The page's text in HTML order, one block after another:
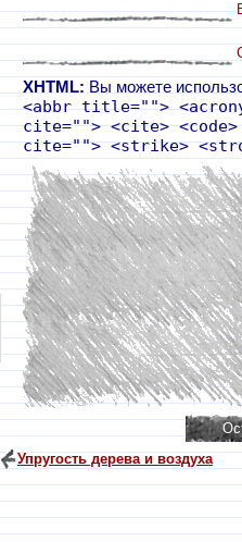
XHTML: Вы можете
<abbr title="">
cite=""> <cite> <code>
cite=""> <strike>
Упругость дерева и воздуха